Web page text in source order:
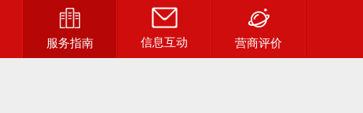
服务指南 信息互动 营商评价